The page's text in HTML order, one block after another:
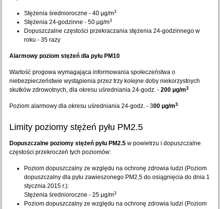
Stężenia średnioroczne - 40 μg/m3
Stężenia 24-godzinne - 50 μg/m3
Dopuszczalne częstości przekraczania stężenia 24-godzinnego w
roku - 35 razy
Alarmowy poziom stężeń dla pyłu PM10
Wartość progowa wymagająca informowania społeczeństwa o
niebezpieczeństwie wystąpienia przez trzy kolejne doby niekorzystnych
skutków zdrowotnych, dla okresu uśredniania 24-godz. -200 μg/m3
Poziom alarmowy dla okresu uśredniania 24-godz. - 300 μg/m3
Limity poziomy stężeń pyłu PM2.5
Dopuszczalne poziomy stężeń pyłu PM2.5 w powietrzu i dopuszczalne
częstości przekroczeń tych poziomów:
Poziom dopuszczalny ze względu na ochronę zdrowia ludzi (Poziom
dopuszczalny dla pyłu zawieszonego PM2,5 do osiągnięcia do dnia 1
stycznia 2015 r.):
Stężenia średnioroczne - 25 μg/m3
Poziom dopuszczalny ze względu na ochronę zdrowia ludzi (Poziom